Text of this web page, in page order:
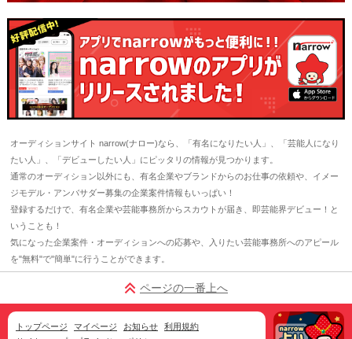
オーディションサイト narrow(ナロー)なら、「有名になりたい人」、「芸能人になり
たい人」、「デビューしたい人」にピッタリの情報が見つかります。
通常のオーディション以外にも、有名企業やブランドからのお仕事の依頼や、イメー
ジモデル・アンバサダー募集の企業案件情報もいっぱい！
登録するだけで、有名企業や芸能事務所からスカウトが届き、即芸能界デビュー！と
いうことも！
気になった企業案件・オーディションへの応募や、入りたい芸能事務所へのアピール
を"無料"で"簡単"に行うことができます。
ページの一番上へ
トップページ マイページ お知らせ
利用規約